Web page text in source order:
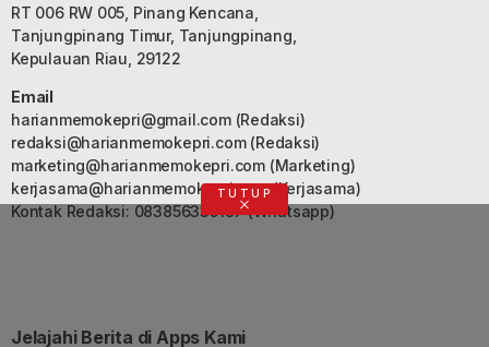
RT 006 RW 005, Pinang Kencana,
Tanjungpinang Timur, Tanjungpinang,
Kepulauan Riau, 29122
Email
harianmemokepri@gmail.com(Redaksi)
redaksi@harianmemokepri.com(Redaksi)
marketing@harianmemokepri.com(Marketing)
kerjasama@harianmemokepri.com(Kerjasama)
Kontak Redaksi: 083856335187 (Whatsapp)
Jelajahi Berita di Apps Kami
TUTUP